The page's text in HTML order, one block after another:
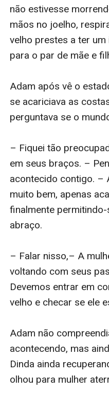
não estivesse
mãos no joelho,
velho prestes a ter
para o par de mãe e
Adam após vê o
se acariciava as
perguntava se o
– Fiquei tão
em seus braços. –
acontecido contigo. –
muito bem, apenas
finalmente
abraço.
– Falar nisso,– A
voltando com seus
Devemos entrar em
velho e checar se ele
Adam não
acontecendo, mas
Dinda ainda
olhou para mulher